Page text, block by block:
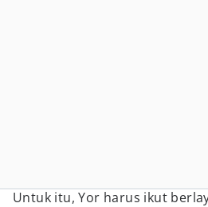
Untuk itu, Yor harus ikut